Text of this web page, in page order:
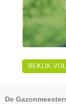
BEKIJK
De